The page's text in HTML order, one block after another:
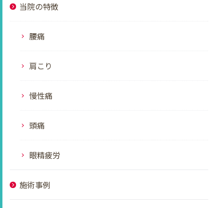
当院の特徴
腰痛
肩こり
慢性痛
頭痛
眼精疲労
施術事例